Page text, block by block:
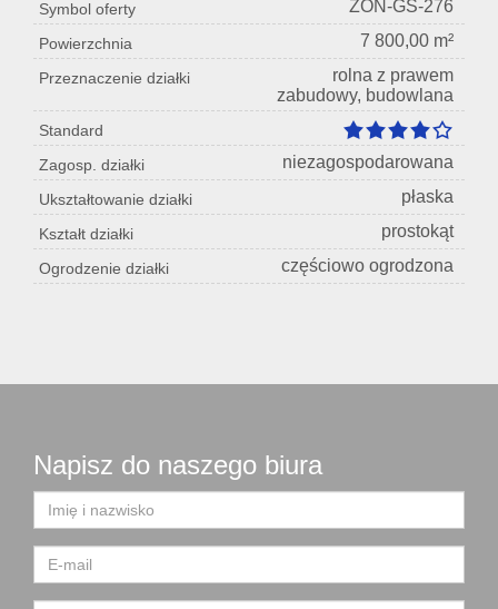
Symbol oferty ZON-GS-276
Powierzchnia 7 800,00 m²
Przeznaczenie działki
rolna z prawem
zabudowy, budowlana
Standard
Zagosp. działki
niezagospodarowana
Ukształtowanie działki płaska
Kształt działki prostokąt
Ogrodzenie działki częściowo ogrodzona
Napisz do naszego biura